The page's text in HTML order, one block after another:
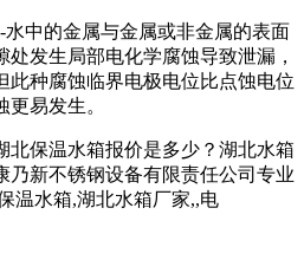
中的金属与金属或非金属的表面
发生局部电化学腐蚀导致泄漏，
此种腐蚀临界电极电位比点蚀电位
易发生。
北保温水箱报价是多少？湖北水箱
乃新不锈钢设备有限责任公司专业
温水箱,湖北水箱厂家,,电